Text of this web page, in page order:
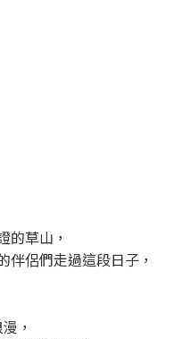
的草山，
伴侶們走過這段日子，
，